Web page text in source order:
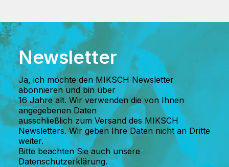
Newsletter
Ja, ich möchte den MIKSCH Newsletter
abonnieren und bin über
16 Jahre alt. Wir verwenden die von Ihnen
angegebenen Daten
ausschließlich zum Versand des MIKSCH
Newsletters. Wir geben Ihre Daten nicht an Dritte
weiter.
Bitte beachten Sie auch unsere
Datenschutzerklärung.